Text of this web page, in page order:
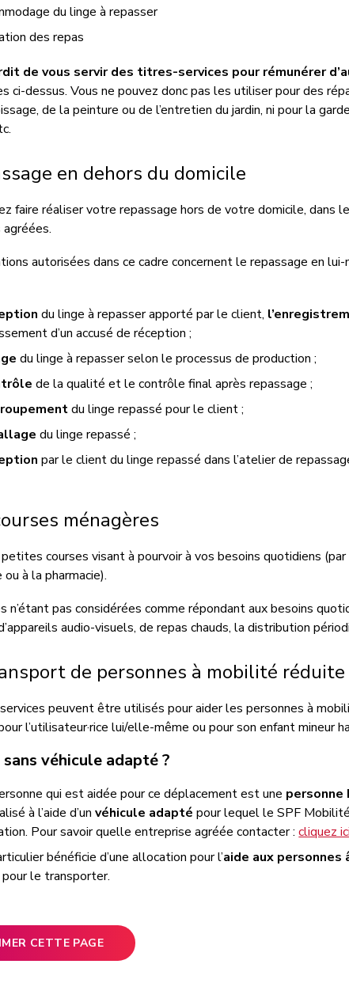
du linge à repasser
des repas
de vous servirdes titres-services pourrémunérer
s ci-dessus. Vous ne pouvez donc pas les utiliser pour des
,de lapeintureoude l’entretien du jardin,ni pour la
en dehors du domicile
faire réaliser votre repassage hors de votre domicile, dans
autorisées dans ce cadre concernent le repassage en
du linge à repasser apporté par leclient,
d’un accusé de réception ;
du linge à repasser selon le processus de production ;
de la qualité et le contrôle final après repassage ;
du linge repassé pour le client ;
du linge repassé ;
par le clientdu linge repassé dans l’atelier de
ménagères
petites courses visant à pourvoir à vos besoins quotidiens (par
ou à lapharmacie).
n’étantpas considérées commerépondant auxbesoins
audio-visuels, de repas chauds, la distribution
de personnes à mobilité réduite
peuvent être utilisés pour aider les personnes à
l’utilisateur·rice lui/elle-même oupour sonenfant mineur
véhicule adapté ?
qui est aidée pour ce déplacement est une personne
à l’aide d’unvéhicule adapté pour lequel le SPF
. Pour savoir quelle entreprise agréée contacter :cliquez ici
bénéficie d’une allocation pour l’aide aux personnes
pour le transporter.
CETTE PAGE